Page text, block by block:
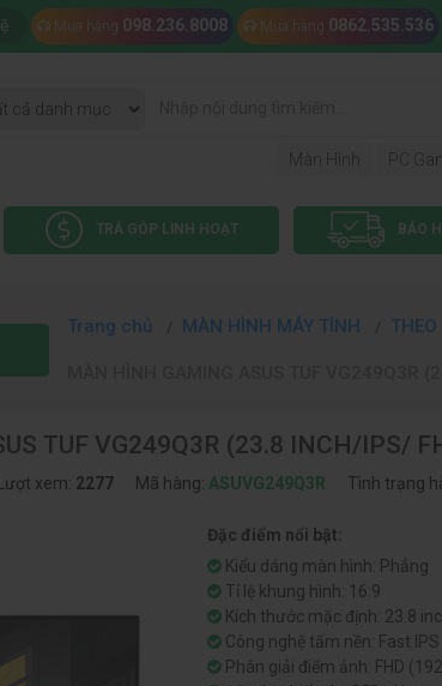
Mua hàng 098.236.8008 Mua hàng 0862.535.536
Màn Hình PC
TRẢ GÓP LINH HOẠT BẢO
Trang chủ MÀN HÌNH MÁY TÍNH
TUF VG249Q3R (23.8 INCH/IPS/
Lượt xem: 2277 Mã hàng: ASUVG249Q3R Tình trạng
Đặc điểm nổi bật:
Kiểu dáng màn hình: Phẳng
Tỉ lệ khung hình: 16:9
Kích thước mặc định: 23.8
Công nghệ tấm nền: Fast IPS
Phân giải điểm ảnh: FHD